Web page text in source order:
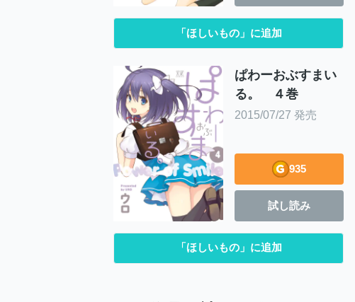
「ほしいもの」に追加
ぱわーおぶすまい
る。 ４巻
2015/07/27 発売
935
試し読み
「ほしいもの」に追加